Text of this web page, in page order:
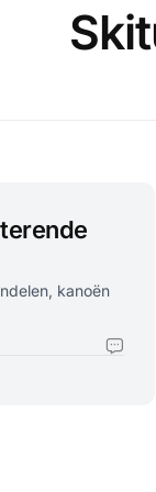
kanoën